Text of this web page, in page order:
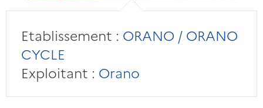
Etablissement : ORANO / ORANO
CYCLE
Exploitant : Orano